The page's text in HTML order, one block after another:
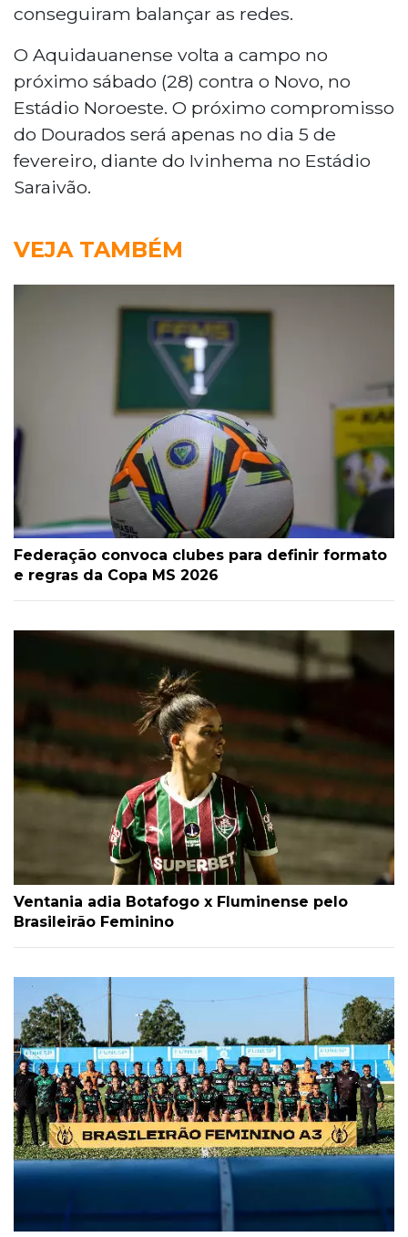
conseguiram balançar as redes.
O Aquidauanense volta a campo no
próximo sábado (28) contra o Novo, no
Estádio Noroeste. O próximo compromisso
do Dourados será apenas no dia 5 de
fevereiro, diante do Ivinhema no Estádio
Saraivão.
VEJA TAMBÉM
Federação convoca clubes para definir formato
e regras da Copa MS 2026
Ventania adia Botafogo x Fluminense pelo
Brasileirão Feminino